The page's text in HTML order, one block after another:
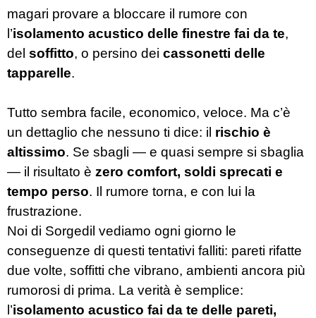
magari provare a bloccare il rumore con
l’isolamento acustico delle finestre fai da te,
del soffitto, o persino dei cassonetti delle
tapparelle.
Tutto sembra facile, economico, veloce. Ma c’è
un dettaglio che nessuno ti dice: il rischio è
altissimo. Se sbagli — e quasi sempre si sbaglia
— il risultato è zero comfort, soldi sprecati e
tempo perso. Il rumore torna, e con lui la
frustrazione.
Noi di Sorgedil vediamo ogni giorno le
conseguenze di questi tentativi falliti: pareti rifatte
due volte, soffitti che vibrano, ambienti ancora più
rumorosi di prima. La verità è semplice:
l’isolamento acustico fai da te delle pareti,